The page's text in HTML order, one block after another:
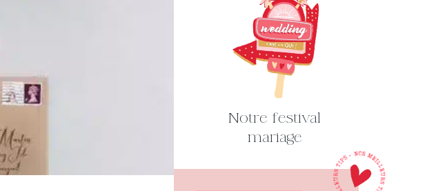
Notre festival
mariage